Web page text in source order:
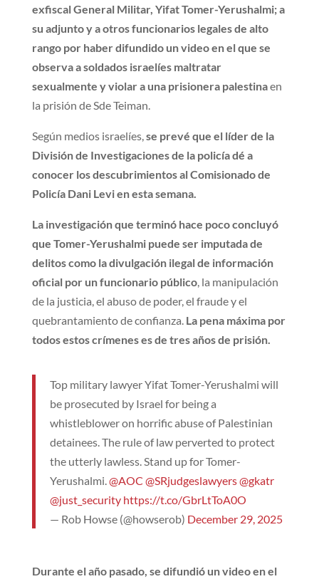
exfiscal General Militar, Yifat Tomer-Yerushalmi; a
su adjunto y a otros funcionarios legales de alto
rango por haber difundido un video en el que se
observa a soldados israelíes maltratar
sexualmente y violar a una prisionera palestinaen
la prisión de Sde Teiman.
Según medios israelíes,se prevé que el líder de la
División de Investigaciones de la policía dé a
conocer los descubrimientos al Comisionado de
Policía Dani Levi en esta semana.
La investigación que terminó hace poco concluyó
que Tomer-Yerushalmi puede ser imputada de
delitos como la divulgación ilegal de información
oficial por un funcionario público, la manipulación
de la justicia, el abuso de poder, el fraude y el
quebrantamiento de confianza. La pena máxima por
todos estos crímenes es de tres años de prisión.
Top military lawyer Yifat Tomer-Yerushalmi will
be prosecuted by Israel for being a
whistleblower on horrific abuse of Palestinian
detainees. The rule of law perverted to protect
the utterly lawless. Stand up for Tomer-
Yerushalmi.@AOC @SRjudgeslawyers@gkatr
@just_security https://t.co/GbrLtToA0O
— Rob Howse (@howserob) December 29, 2025
Durante el año pasado, se difundió un video en el